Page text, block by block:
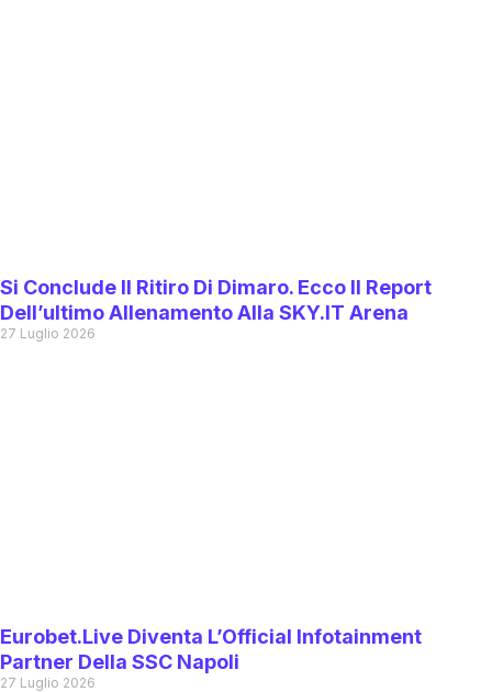
Si Conclude Il Ritiro Di Dimaro. Ecco Il Report
Dell’ultimo Allenamento Alla SKY.IT Arena
27 Luglio 2026
Eurobet.live Diventa L’Official Infotainment
Partner Della SSC Napoli
27 Luglio 2026